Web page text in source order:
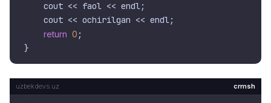
    cout << faol << endl;
    cout << ochirilgan << endl;
return 0 ;
crmsh